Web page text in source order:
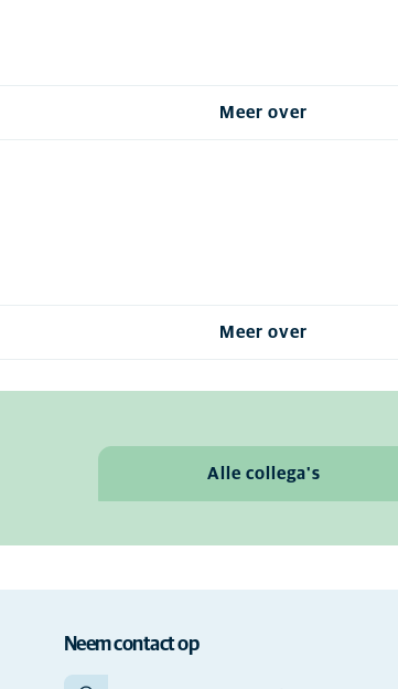
Meer over
Meer over
Alle collega's
Neem contact op